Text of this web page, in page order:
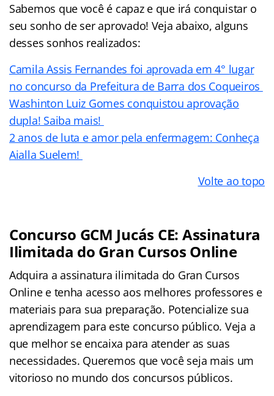
Sabemos que você é capaz e que irá conquistar o
seu sonho de ser aprovado! Veja abaixo, alguns
desses sonhos realizados:
Camila Assis Fernandes foi aprovada em 4° lugar
no concurso da Prefeitura de Barra dos Coqueiros
Washinton Luiz Gomes conquistou aprovação
dupla! Saiba mais!
2 anos de luta e amor pela enfermagem: Conheça
Aialla Suelem!
Volte ao topo
Concurso GCM Jucás CE: Assinatura
Ilimitada do Gran Cursos Online
Adquira a assinatura ilimitada do Gran Cursos
Online e tenha acesso aos melhores professores e
materiais para sua preparação. Potencialize sua
aprendizagem para este concurso público. Veja a
que melhor se encaixa para atender as suas
necessidades. Queremos que você seja mais um
vitorioso no mundo dos concursos públicos.